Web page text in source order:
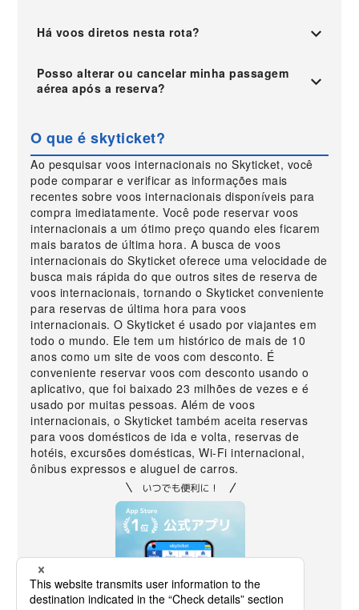
Há voos diretos nesta rota?
Posso alterar ou cancelar minha passagem
aérea após a reserva?
O que é skyticket?
Ao pesquisar voos internacionais no Skyticket, você
pode comparar e verificar as informações mais
recentes sobre voos internacionais disponíveis para
compra imediatamente. Você pode reservar voos
internacionais a um ótimo preço quando eles ficarem
mais baratos de última hora. A busca de voos
internacionais do Skyticket oferece uma velocidade de
busca mais rápida do que outros sites de reserva de
voos internacionais, tornando o Skyticket conveniente
para reservas de última hora para voos
internacionais. O Skyticket é usado por viajantes em
todo o mundo. Ele tem um histórico de mais de 10
anos como um site de voos com desconto. É
conveniente reservar voos com desconto usando o
aplicativo, que foi baixado 23 milhões de vezes e é
usado por muitas pessoas. Além de voos
internacionais, o Skyticket também aceita reservas
para voos domésticos de ida e volta, reservas de
hotéis, excursões domésticas, Wi-Fi internacional,
ônibus expressos e aluguel de carros.